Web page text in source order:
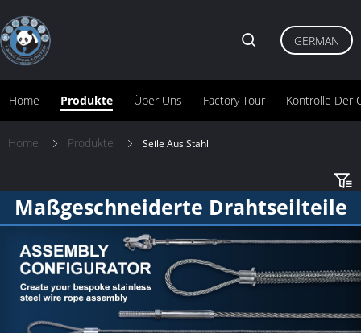
Home Produkte Über Uns Factory Tour Kontrolle Der
GERMAN
Home Produkte Seile Aus Stahl
Maßgeschneiderte Drahtseilteile